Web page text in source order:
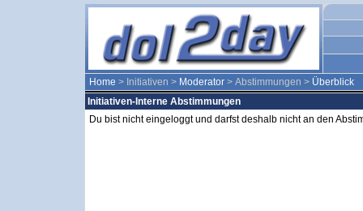
Home > Initiativen > Moderator > Abstimmungen > Überblick
Initiativen-Interne Abstimmungen
Du bist nicht eingeloggt und darfst deshalb nicht an den